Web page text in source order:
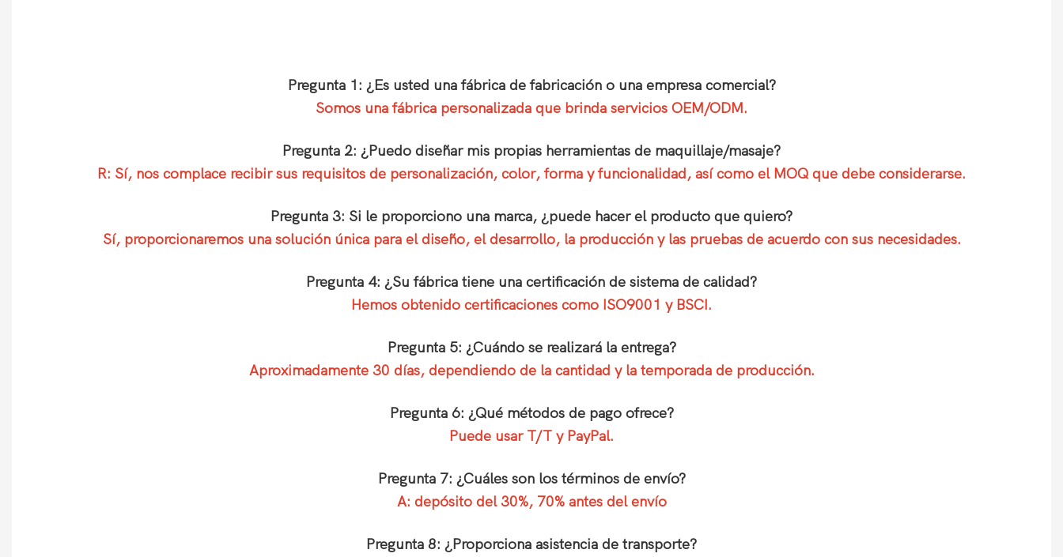
Pregunta 1: ¿Es usted una fábrica de fabricación o una empresa comercial?
Somos una fábrica personalizada que brinda servicios OEM/ODM.
Pregunta 2: ¿Puedo diseñar mis propias herramientas de maquillaje/masaje?
R: Sí, nos complace recibir sus requisitos de personalización, color, forma y funcionalidad, así como el MOQ que debe considerarse.
Pregunta 3: Si le proporciono una marca, ¿puede hacer el producto que quiero?
Sí, proporcionaremos una solución única para el diseño, el desarrollo, la producción y las pruebas de acuerdo con sus necesidades.
Pregunta 4: ¿Su fábrica tiene una certificación de sistema de calidad?
Hemos obtenido certificaciones como ISO9001 y BSCI.
Pregunta 5: ¿Cuándo se realizará la entrega?
Aproximadamente 30 días, dependiendo de la cantidad y la temporada de producción.
Pregunta 6: ¿Qué métodos de pago ofrece?
Puede usar T/T y PayPal.
Pregunta 7: ¿Cuáles son los términos de envío?
A: depósito del 30%, 70% antes del envío
Pregunta 8: ¿Proporciona asistencia de transporte?